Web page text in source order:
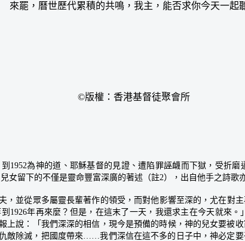
來罷，曆世歷代累積的共鳴，我主，能否求你今天一起
©版權：香港基督徒聚會所
為神的道、耶穌基督的見證、遭陷罪誣衊而下獄，受折磨
留下的不僅是靈命豐富深廣的著述（註2），出自他手之詩歌
從眾多屬靈長輩著作的領受，而對他影響至深的，尤在對主
1926年再來麼？但是，在這末了一天，我還求主在今天就來
說：「我們深深的相信，現今是預備的時候，神的兒女要被
除滅，把國度帶來……我們深信在這不多的日子中，神必定